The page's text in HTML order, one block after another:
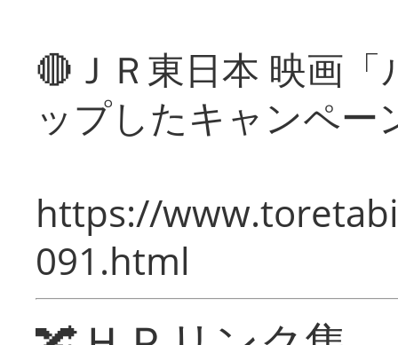
🔴ＪＲ東日本 映画
ップしたキャンペー
https://
091.html